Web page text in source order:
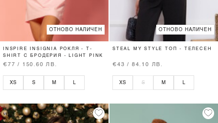
ОТНОВО НАЛИЧЕН
INSPIRE INSIGNIA РОКЛЯ - T-
SHIRT С БРОДЕРИЯ - LIGHT PINK
€77 / 150.60 ЛВ.
XS S M
ОТНОВО НАЛИЧЕН
STEAL MY STYLE ТОП - ТЕЛЕСЕН
€43 / 84.10 ЛВ.
XS S M